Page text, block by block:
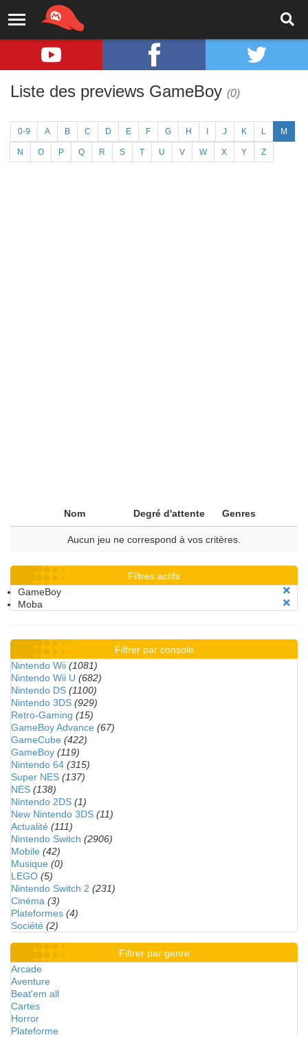
Liste des previews GameBoy (0)
0-9 A B C D E F G H J K L M
N O P Q R S T U V W X Y Z
Nom Degré d'attente Genres
Aucun jeu ne correspond à vos critères.
Filtres actifs
GameBoy
Moba
Filtrer par console
Nintendo Wii (1081)
Nintendo Wii U (682)
Nintendo DS (1100)
Nintendo 3DS (929)
Retro-Gaming (15)
GameBoy Advance (67)
GameCube (422)
GameBoy (119)
Nintendo 64 (315)
Super NES (137)
NES (138)
Nintendo 2DS (1)
New Nintendo 3DS (11)
Actualité (111)
Nintendo Switch (2906)
Mobile (42)
Musique (0)
LEGO (5)
Nintendo Switch 2 (231)
Cinéma (3)
Plateformes (4)
Société (2)
Filtrer par genre
Arcade
Aventure
Beat'em all
Cartes
Horror
Plateforme